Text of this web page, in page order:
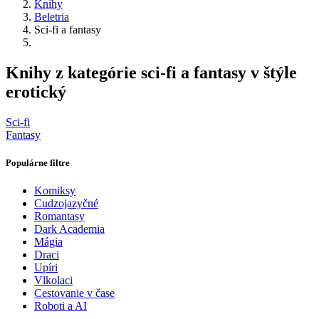
Knihy
Beletria
Sci-fi a fantasy
Knihy z kategórie sci-fi a fantasy v štýle
erotický
Sci-fi
Fantasy
Populárne filtre
Komiksy
Cudzojazyčné
Romantasy
Dark Academia
Mágia
Draci
Upíri
Vlkolaci
Cestovanie v čase
Roboti a AI